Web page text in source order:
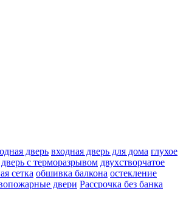
дверь входная дверь для дома глухое
дверь с терморазрывом двухстворчатое
сетка обшивка балкона остекление
двери Рассрочка без банка